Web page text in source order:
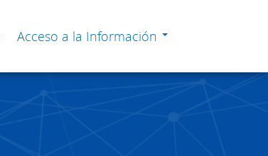
Acceso a la Información